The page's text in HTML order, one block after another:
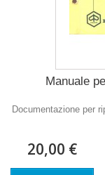
Manuale
Documentazione per
20,00 €